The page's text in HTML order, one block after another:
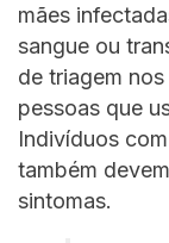
mães
sangue ou
de triagem
pessoas que
Indivíduos
também
sintomas.